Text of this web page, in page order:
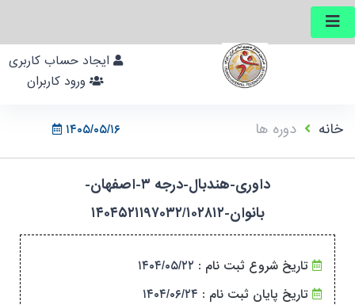
۱۴۰۵/۰۵/۱۶ خانه دوره ها
داوری-هندبال-درجه ۳-اصفهان-
بانوان-۱۴۰۴۵۲۱۱۹۷۰۳۲/۱۰۲۸۱۲
تاریخ شروع ثبت نام : ۱۴۰۴/۰۵/۲۲
تاریخ پایان ثبت نام : ۱۴۰۴/۰۶/۲۴